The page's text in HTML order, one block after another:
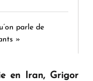
parle de
»
concrète, la
en Iran, Grigor